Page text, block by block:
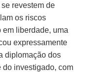
revestem de
os riscos
em liberdade, uma
expressamente
diplomação dos
do investigado, com